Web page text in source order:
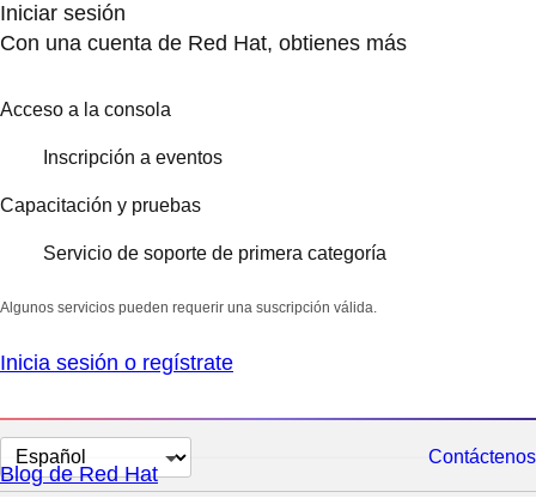
Iniciar sesión
Con una cuenta de Red Hat, obtienes más
Acceso a la consola
Inscripción a eventos
Capacitación y pruebas
Servicio de soporte de primera categoría
Algunos servicios pueden requerir una suscripción válida.
Inicia sesión o regístrate
Cambiar
el
Contáctenos
Blog de Red Hat